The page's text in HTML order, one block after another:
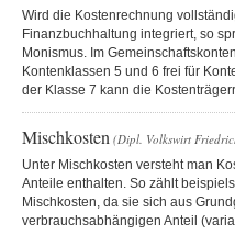
Wird die Kostenrechnung
Finanzbuchhaltung integriert, so
Monismus. Im
Kontenklassen 5 und 6 frei für
der Klasse 7 kann die
Mischkosten (Dipl. Volkswirt
Unter Mischkosten versteht man
Anteile enthalten. So zählt
Mischkosten, da sie sich aus
verbrauchsabhängigen Anteil